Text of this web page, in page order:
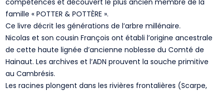
compétences et découvert le plus ancien membre de la
famille « POTTER & POTTÈRE ».
Ce livre décrit les générations de l’arbre millénaire.
Nicolas et son cousin François ont établi l’origine ancestrale
de cette haute lignée d’ancienne noblesse du Comté de
Hainaut. Les archives et l’ADN prouvent la souche primitive
au Cambrésis.
Les racines plongent dans les rivières frontalières (Scarpe,